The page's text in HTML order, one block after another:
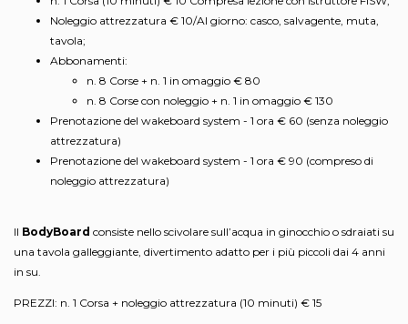
Noleggio attrezzatura € 10/Al giorno: casco, salvagente, muta,
tavola;
Abbonamenti:
n. 8 Corse + n. 1 in omaggio € 80
n. 8 Corse con noleggio + n. 1 in omaggio € 130
Prenotazione del wakeboard system - 1 ora € 60 (senza noleggio
attrezzatura)
Prenotazione del wakeboard system - 1 ora € 90 (compreso di
noleggio attrezzatura)
Il BodyBoard consiste nello scivolare sull’acqua in ginocchio o sdraiati su
una tavola galleggiante, divertimento adatto per i più piccoli dai 4 anni
in su.
PREZZI: n. 1 Corsa + noleggio attrezzatura (10 minuti) € 15